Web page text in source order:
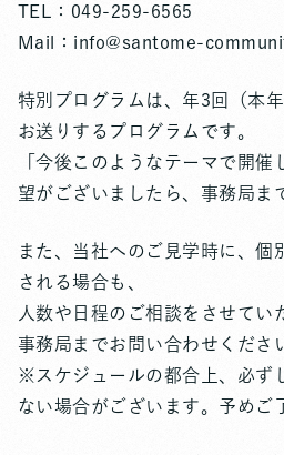
TEL：049-259-6565
Mail：info@santome-
特別プログラムは、年3回（本
お送りするプログラムです。
「今後このようなテーマで開
望がございましたら、事務局ま
また、当社へのご見学時に、個
される場合も、
人数や日程のご相談をさせてい
事務局までお問い合わせくださ
※スケジュールの都合上、必ず
ない場合がございます。予めご